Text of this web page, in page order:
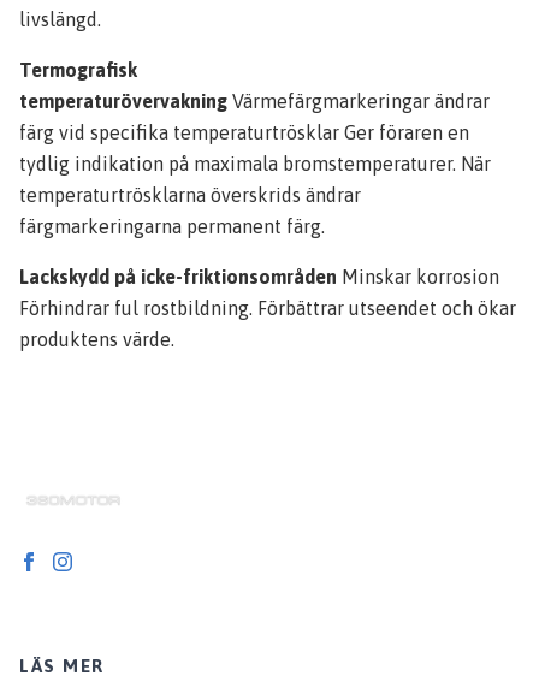
livslängd.
Termografisk
temperaturövervakning Värmefärgmarkeringar ändrar
färg vid specifika temperaturtrösklar Ger föraren en
tydlig indikation på maximala bromstemperaturer. När
temperaturtrösklarna överskrids ändrar
färgmarkeringarna permanent färg.
Lackskydd på icke-friktionsområden Minskar korrosion
Förhindrar ful rostbildning. Förbättrar utseendet och ökar
produktens värde.
LÄS MER